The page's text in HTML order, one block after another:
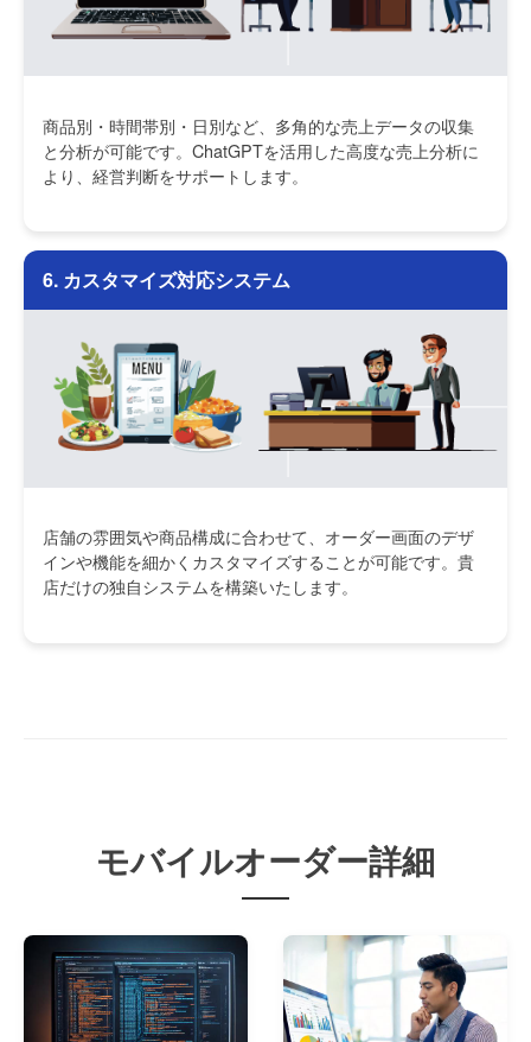
商品別・時間帯別・日別など、多角的な売上データの収集
と分析が可能です。ChatGPTを活用した高度な売上分析に
より、経営判断をサポートします。
6. カスタマイズ対応システム
店舗の雰囲気や商品構成に合わせて、オーダー画面のデザ
インや機能を細かくカスタマイズすることが可能です。貴
店だけの独自システムを構築いたします。
モバイルオーダー詳細